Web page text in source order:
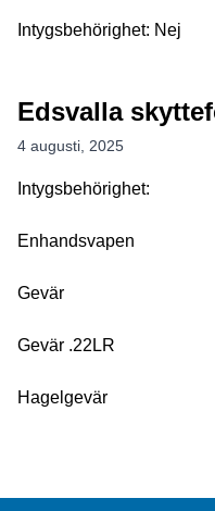
Intygsbehörighet: Nej
Edsvalla
4 augusti, 2025
Intygsbehörighet:
Enhandsvapen
Gevär
Gevär .22LR
Hagelgevär